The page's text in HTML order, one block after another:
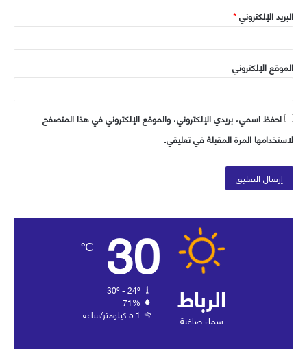
البريد الإلكتروني*
الموقع الإلكتروني
احفظ اسمي، بريدي الإلكتروني، والموقع الإلكتروني في هذا المتصفح
لاستخدامها المرة المقبلة في تعليقي.
الرباط
سماء صافية
30
℃
30º - 24º
71%
5.1 كيلومتر/ساعة